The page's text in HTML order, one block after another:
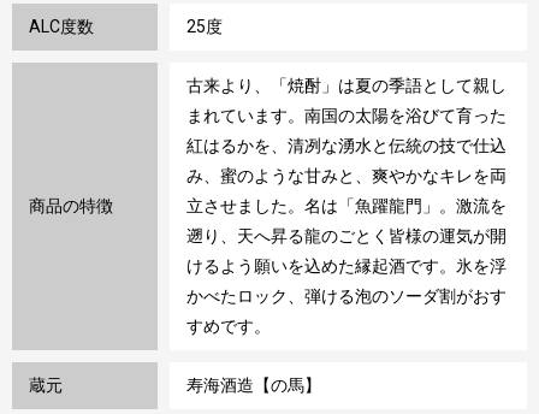
ALC度数 25度
商品の特徴
古来より、「焼酎」は夏の季語として親し
まれています。南国の太陽を浴びて育った
紅はるかを、清冽な湧水と伝統の技で仕込
み、蜜のような甘みと、爽やかなキレを両
立させました。名は「魚躍龍門」。激流を
遡り、天へ昇る龍のごとく皆様の運気が開
けるよう願いを込めた縁起酒です。氷を浮
かべたロック、弾ける泡のソーダ割がおす
すめです。
蔵元 寿海酒造【の馬】